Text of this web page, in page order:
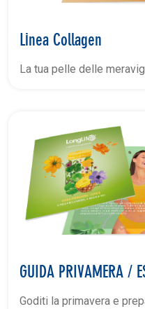
Linea Collagen
La tua pelle delle
GUIDA PRIVAMERA /
Goditi la primavera e